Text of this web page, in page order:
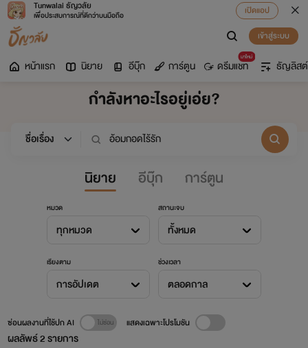
Tunwalai ธัญวลัย
เพื่อประสบการณ์ที่ดีกว่าบนมือถือ
เปิดแอป
เข้าสู่ระบบ
หน้าแรก นิยาย อีบุ๊ก การ์ตูน
มาใหม่
ดรีมแชท ธัญลิสต์
กำลังหาอะไรอยู่เอ่ย?
นิยาย อีบุ๊ก การ์ตูน
หมวด
ทุกหมวด
สถานะจบ
ทั้งหมด
เรียงตาม
การอัปเดต
ช่วงเวลา
ตลอดกาล
ผลลัพธ์2รายการ
ซ่อนผลงานที่ใช้ปก AI แสดงเฉพาะโปรโมชัน